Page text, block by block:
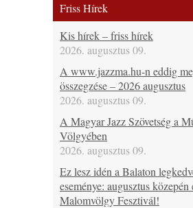
Friss Hírek
Kis hírek – friss hírek
2026. augusztus 09.
A www.jazzma.hu-n eddig
összegzése – 2026 augusztus
2026. augusztus 09.
A Magyar Jazz Szövetség a
Völgyében
2026. augusztus 09.
Ez lesz idén a Balaton
eseménye: augusztus közepén
Malomvölgy Fesztivál!